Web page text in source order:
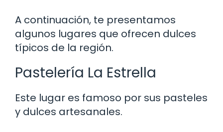
A continuación, te presentamos
algunos lugares que ofrecen dulces
típicos de la región.
Pastelería La Estrella
Este lugar es famoso por sus pasteles
y dulces artesanales.